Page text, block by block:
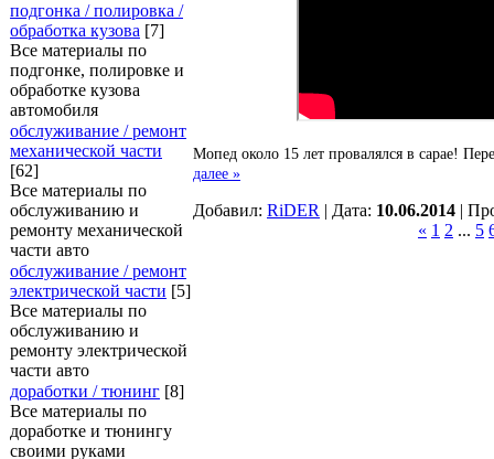
подгонка / полировка /
обработка кузова [7]
Все материалы по
подгонке, полировке и
обработке кузова
автомобиля
обслуживание / ремонт
механической части
[62]
Все материалы по
обслуживанию и
ремонту механической
части авто
обслуживание / ремонт
электрической части [5]
Все материалы по
обслуживанию и
ремонту электрической
части авто
доработки / тюнинг [8]
Все материалы по
доработке и тюнингу
своими руками
Мопед около 15 лет провалялся в сарае!
далее »
Добавил: RiDER | Дата: 10.06.2014 |
« 1 2 ... 5